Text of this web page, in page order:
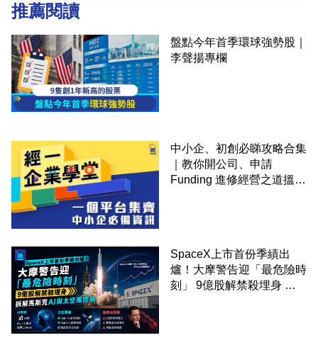
推薦閱讀
盤點今年首季環球強勢股｜
李聲揚專欄
中小企、初創必睇攻略合集
｜教你開公司、申請
Funding 進修經營之道搵大
SpaceX上市首份季績出
爐！大摩警告迎「最危險時
刻」 9億股解禁殺埋身 拆